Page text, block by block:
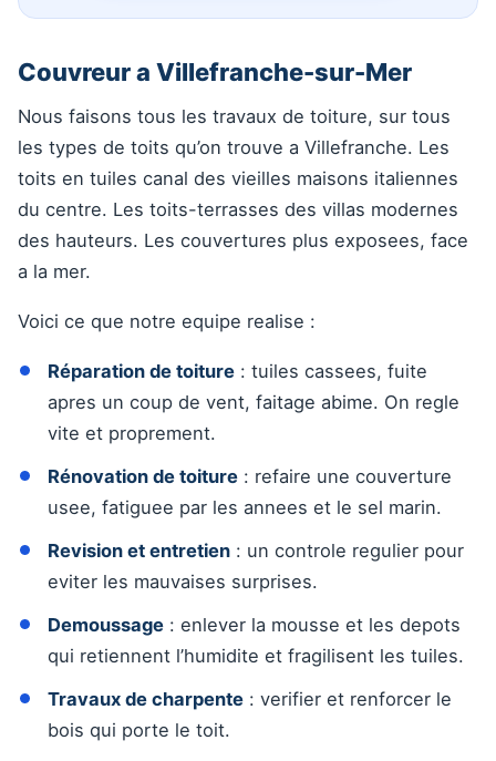
Couvreur a Villefranche-sur-Mer
Nous faisons tous les travaux de toiture, sur tous
les types de toits qu’on trouve a Villefranche. Les
toits en tuiles canal des vieilles maisons italiennes
du centre. Les toits-terrasses des villas modernes
des hauteurs. Les couvertures plus exposees, face
a la mer.
Voici ce que notre equipe realise :
Réparation de toiture : tuiles cassees, fuite
apres un coup de vent, faitage abime. On regle
vite et proprement.
Rénovation de toiture : refaire une couverture
usee, fatiguee par les annees et le sel marin.
Revision et entretien : un controle regulier pour
eviter les mauvaises surprises.
Demoussage : enlever la mousse et les depots
qui retiennent l’humidite et fragilisent les tuiles.
Travaux de charpente : verifier et renforcer le
bois qui porte le toit.